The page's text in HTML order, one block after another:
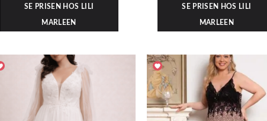
SE PRISEN HOS LILI
MARLEEN
SE PRISEN HOS LILI
MARLEEN